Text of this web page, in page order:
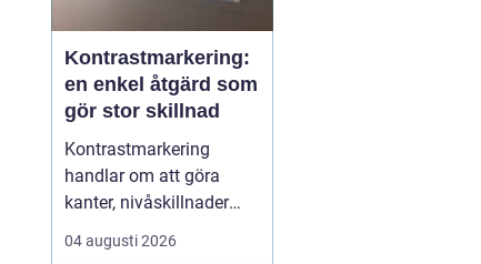
Kontrastmarkering:
en enkel åtgärd som
gör stor skillnad
Kontrastmarkering
handlar om att göra
kanter, nivåskillnader
och glasytor tydliga med
hjälp av färg och form.
04 augusti 2026